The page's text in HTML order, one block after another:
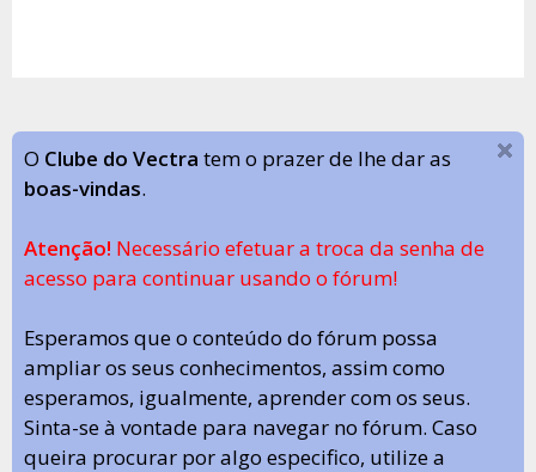
O Clube do Vectra tem o prazer de lhe dar as
boas-vindas.
Atenção! Necessário efetuar a troca da senha de
acesso para continuar usando o fórum!
Esperamos que o conteúdo do fórum possa
ampliar os seus conhecimentos, assim como
esperamos, igualmente, aprender com os seus.
Sinta-se à vontade para navegar no fórum. Caso
queira procurar por algo especifico, utilize a